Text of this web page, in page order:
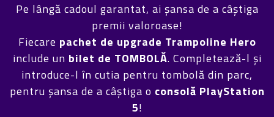
Pe lângă cadoul garantat, ai șansa de a câștiga
premii valoroase!
Fiecare pachet de upgrade Trampoline Hero
include un bilet de TOMBOLĂ. Completează-l și
introduce-l în cutia pentru tombolă din parc,
pentru șansa de a câștiga o consolă PlayStation
5!